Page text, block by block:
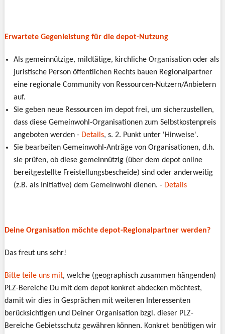
Erwartete Gegenleistung für die depot-Nutzung
Als gemeinnützige, mildtätige, kirchliche Organisation oder als
juristische Person öffentlichen Rechts bauen Regionalpartner
eine regionale Community von Ressourcen-Nutzern/Anbietern
auf.
Sie geben neue Ressourcen im depot frei, um sicherzustellen,
dass diese Gemeinwohl-Organisationen zum Selbstkostenpreis
angeboten werden - Details, s. 2. Punkt unter 'Hinweise'.
Sie bearbeiten Gemeinwohl-Anträge von Organisationen, d.h.
sie prüfen, ob diese gemeinnützig (über dem depot online
bereitgestellte Freistellungsbescheide) sind oder anderweitig
(z.B. als Initiative) dem Gemeinwohl dienen. - Details
Deine Organisation möchte depot-Regionalpartner werden?
Das freut uns sehr!
Bitte teile uns mit, welche (geographisch zusammen hängenden)
PLZ-Bereiche Du mit dem depot konkret abdecken möchtest,
damit wir dies in Gesprächen mit weiteren Interessenten
berücksichtigen und Deiner Organisation bzgl. dieser PLZ-
Bereiche Gebietsschutz gewähren können. Konkret benötigen wir